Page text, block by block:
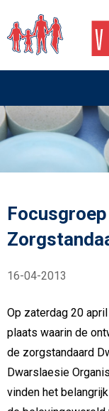
16-04-2013
Op zaterdag 20
plaats waarin de
de zorgstandaard
Dwarslaesie
vinden het